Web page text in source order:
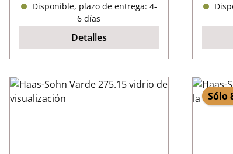
Disponible, plazo de entrega: 4-
6 días
Detalles
Sólo